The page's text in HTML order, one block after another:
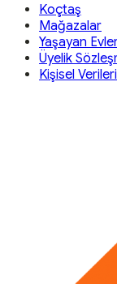
Koçtaş
Mağazalar
Yaşayan
Üyelik
Kişisel